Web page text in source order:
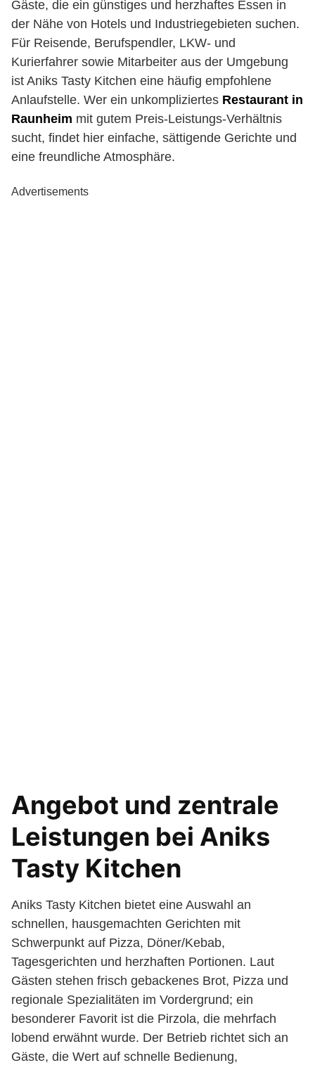
Gäste, die ein günstiges und herzhaftes Essen in
der Nähe von Hotels und Industriegebieten suchen.
Für Reisende, Berufspendler, LKW- und
Kurierfahrer sowie Mitarbeiter aus der Umgebung
ist Aniks Tasty Kitchen eine häufig empfohlene
Anlaufstelle. Wer ein unkompliziertes Restaurant in
Raunheim mit gutem Preis-Leistungs-Verhältnis
sucht, findet hier einfache, sättigende Gerichte und
eine freundliche Atmosphäre.
Advertisements
Angebot und zentrale
Leistungen bei Aniks
Tasty Kitchen
Aniks Tasty Kitchen bietet eine Auswahl an
schnellen, hausgemachten Gerichten mit
Schwerpunkt auf Pizza, Döner/Kebab,
Tagesgerichten und herzhaften Portionen. Laut
Gästen stehen frisch gebackenes Brot, Pizza und
regionale Spezialitäten im Vordergrund; ein
besonderer Favorit ist die Pirzola, die mehrfach
lobend erwähnt wurde. Der Betrieb richtet sich an
Gäste, die Wert auf schnelle Bedienung,